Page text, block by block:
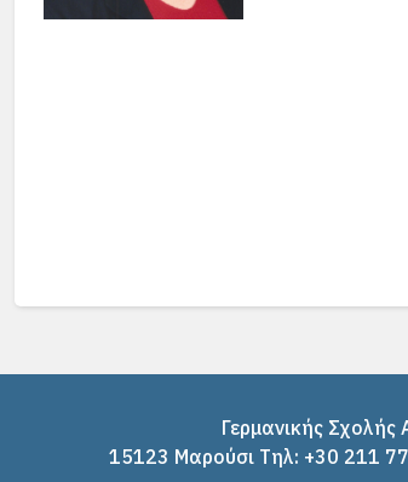
Γερμανικής
15123 Μαρούσι Tηλ: +30 211